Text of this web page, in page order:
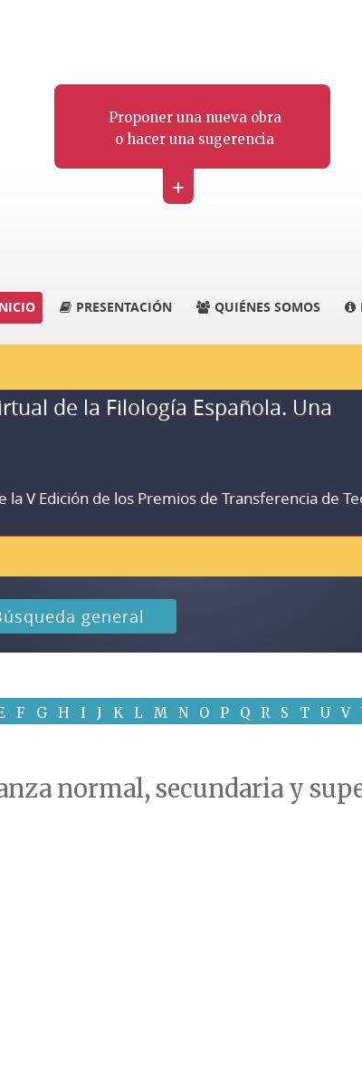
Proponer una nueva obra
o hacer una sugerencia
+
PRESENTACIÓN QUIÉNES SOMOS
de la Filología Española. Una
V Edición de los Premios de Transferencia de
general
F G H I J K L M N O P Q R S T U V
normal, secundaria y